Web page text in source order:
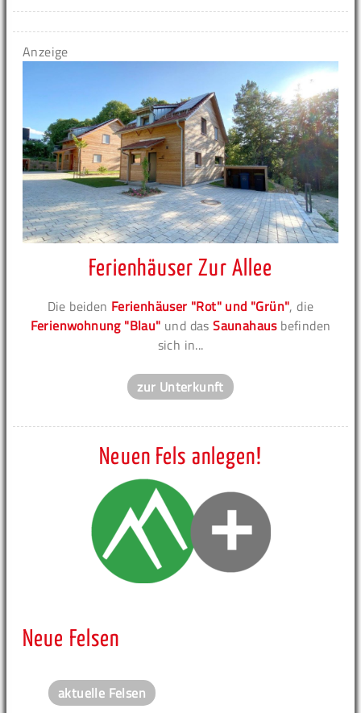
Anzeige
Ferienhäuser Zur Allee
Die beiden Ferienhäuser "Rot" und "Grün", die
Ferienwohnung "Blau" und dasSaunahausbefinden
sich in...
zur Unterkunft
Neuen Fels anlegen!
Neue Felsen
aktuelle Felsen